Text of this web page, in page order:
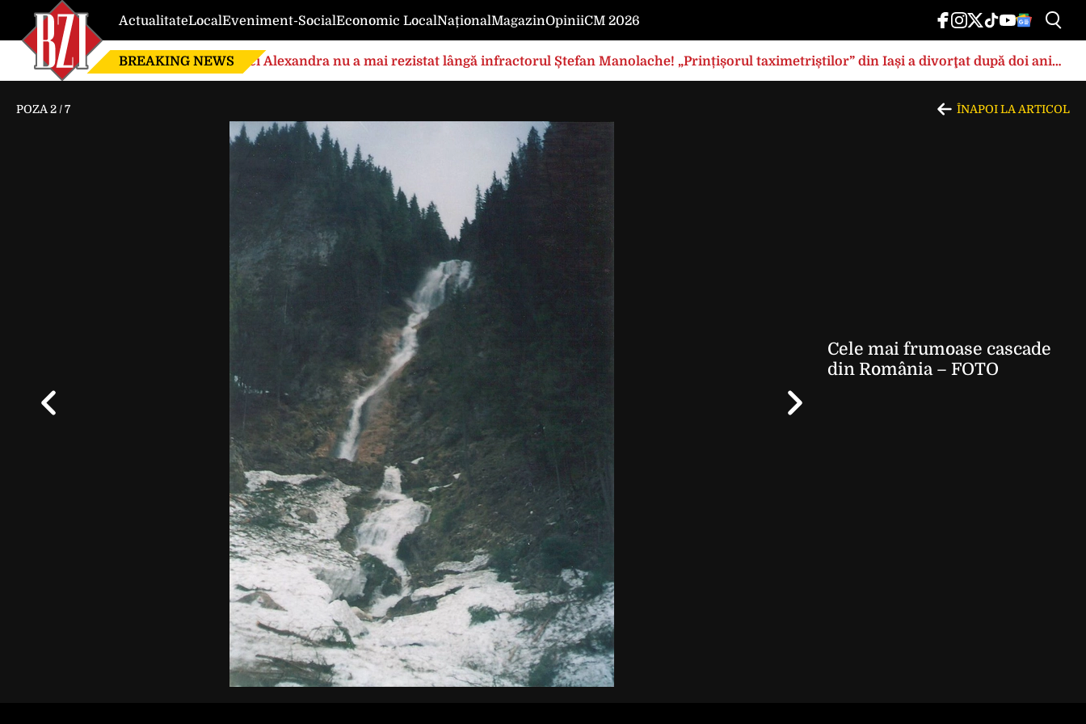
ActualitateLocalEveniment-SocialEconomic LocalNaționalMagazinOpiniiCM 2026
BREAKING NEWS Nici Alexandra nu a mai rezistat lângă infractorul Ștefan Manolache! „Prințișorul taximetriștilor” din Iași a divorţat după doi ani
de căsnicie
POZA 2 /7 ÎNAPOI LA ARTICOL
Cele mai frumoase cascade
din România – FOTO